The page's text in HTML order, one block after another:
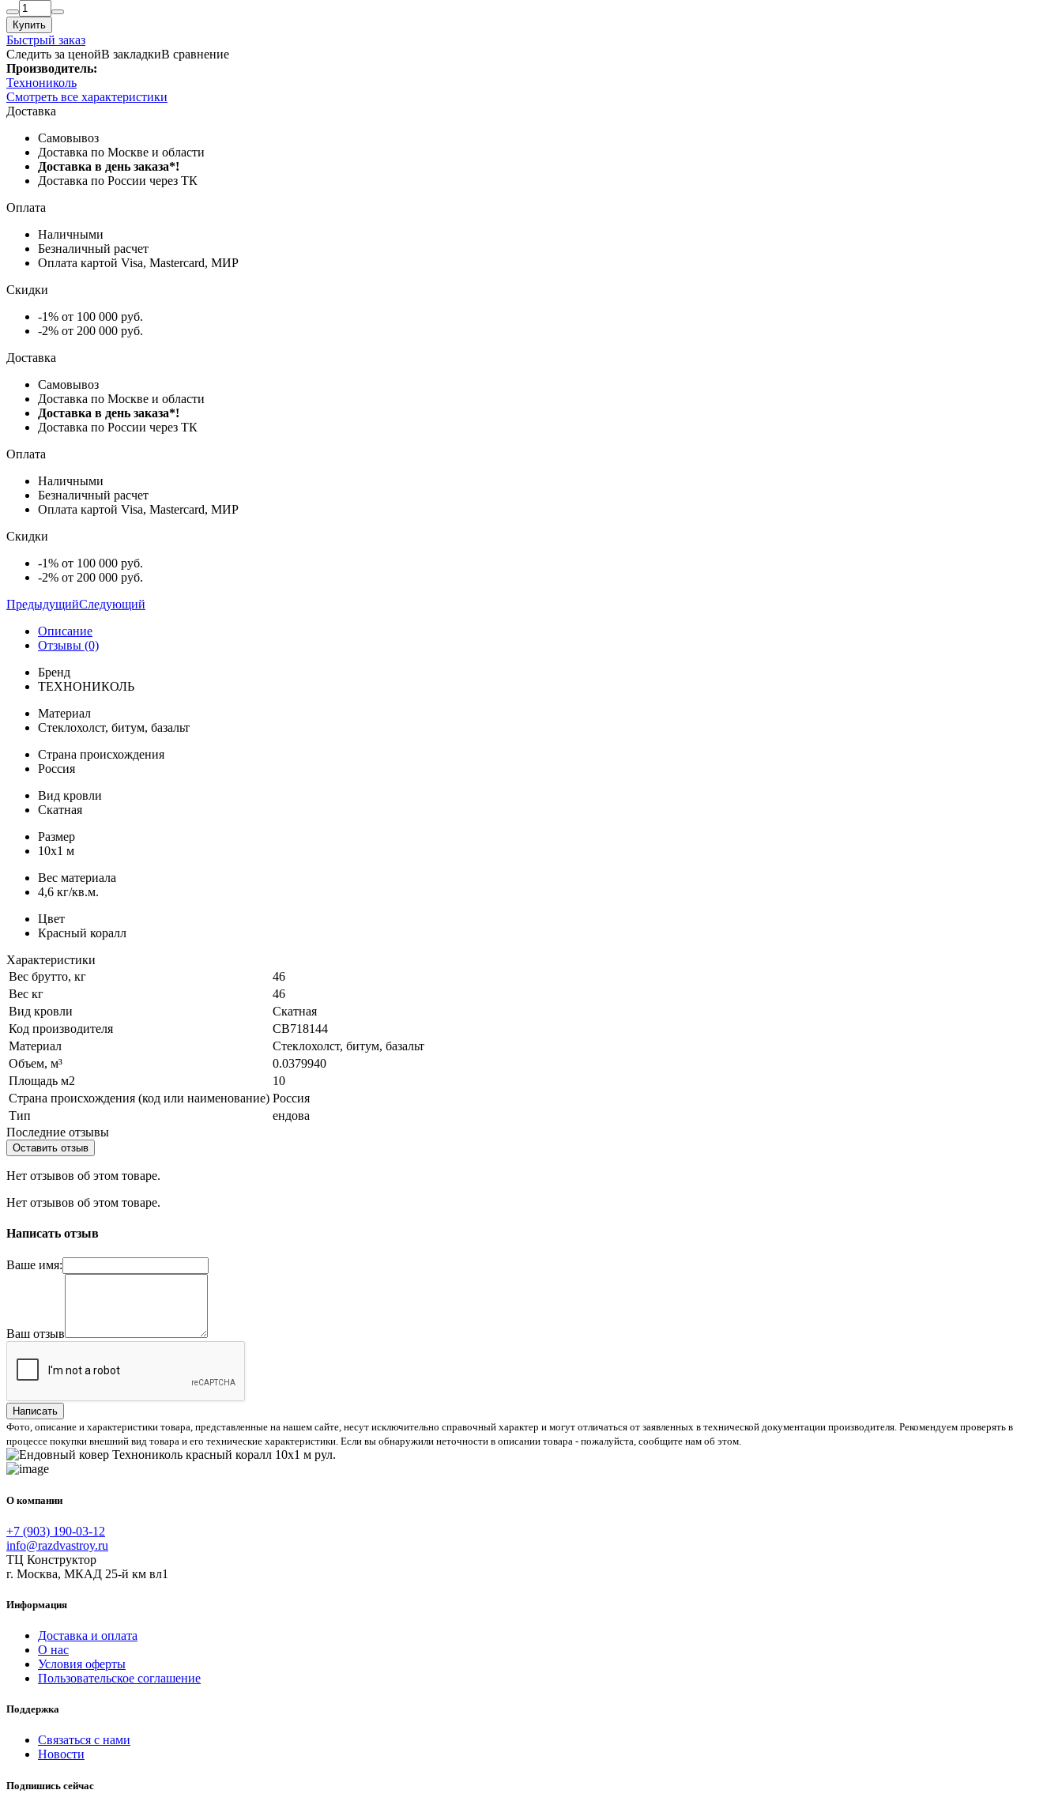
Купить
Быстрый заказ
Следить за ценойВ закладкиВ сравнение
Производитель:
Технониколь
Смотреть все характеристики
Доставка
Самовывоз
Доставка по Москве и области
Доставка в день заказа*!
Доставка по России через ТК
Оплата
Наличными
Безналичный расчет
Оплата картой Visa, Mastercard, МИР
Скидки
-1% от 100 000 руб.
-2% от 200 000 руб.
Доставка
Самовывоз
Доставка по Москве и области
Доставка в день заказа*!
Доставка по России через ТК
Оплата
Наличными
Безналичный расчет
Оплата картой Visa, Mastercard, МИР
Скидки
-1% от 100 000 руб.
-2% от 200 000 руб.
ПредыдущийСледующий
Описание
Отзывы (0)
Бренд
ТЕХНОНИКОЛЬ
Материал
Стеклохолст, битум, базальт
Страна происхождения
Россия
Вид кровли
Скатная
Размер
10х1 м
Вес материала
4,6 кг/кв.м.
Цвет
Красный коралл
Характеристики
Вес брутто, кг
46
Вес кг
46
Вид кровли
Скатная
Код производителя
CB718144
Материал
Стеклохолст, битум, базальт
Объем, м³
0.0379940
Площадь м2
10
Страна происхождения (код или наименование) Россия
Тип
ендова
Последние отзывы
Оставить отзыв
Нет отзывов об этом товаре.
Нет отзывов об этом товаре.
Написать отзыв
Ваше имя:
Ваш отзыв
Написать
Фото, описание и характеристики товара, представленные на нашем сайте, несут исключительно справочный характер и могут отличаться от заявленных в технической документации производителя. Рекомендуем проверять в
процессе покупки внешний вид товара и его технические характеристики. Если вы обнаружили неточности в описании товара - пожалуйста, сообщите нам об этом.
О компании
+7 (903) 190-03-12
info@razdvastroy.ru
ТЦ Конструктор
г. Москва, МКАД 25-й км вл1
Информация
Доставка и оплата
О нас
Условия оферты
Пользовательское соглашение
Поддержка
Связаться с нами
Новости
Подпишись сейчас